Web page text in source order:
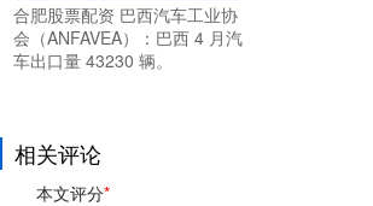
合肥股票配资 巴西汽车工业协
会（ANFAVEA）：巴西 4 月汽
车出口量 43230 辆。
相关评论
本文评分*